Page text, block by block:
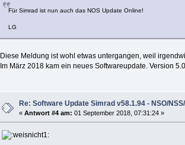
Für Simrad ist nun auch das NOS Update Online!
LG
Diese Meldung ist wohl etwas untergangen, weil
Im März 2018 kam ein neues Softwareupdate. Version
Re: Software Update Simrad v58.1.94 - NSO/
«Antwort #4 am: 01 September 2018, 07:31:24 »